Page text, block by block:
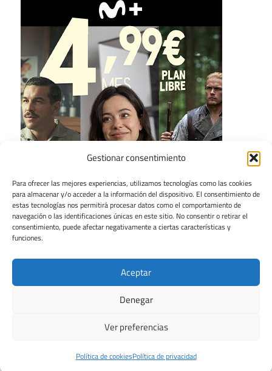
Gestionar consentimiento
Para ofrecer las mejores experiencias, utilizamos tecnologías como las cookies
para almacenar y/o acceder a la información del dispositivo. El consentimiento de
estas tecnologías nos permitirá procesar datos como el comportamiento de
navegación o las identificaciones únicas en este sitio. No consentir o retirar el
consentimiento, puede afectar negativamente a ciertas características y
funciones.
Aceptar
Denegar
Ver preferencias
Política de cookiesPolítica de privacidad